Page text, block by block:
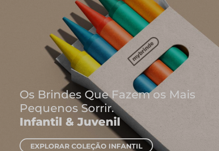
Onde
Cadernos
EXPLORAR